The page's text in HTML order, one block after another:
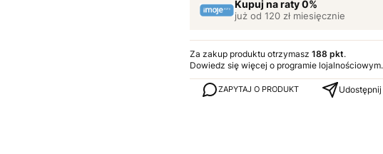
Kupuj na raty 0%
już od 120 zł miesięcznie
Za zakup produktu otrzymasz 188 pkt.
Dowiedz się więcej o programie lojalnościowym.
ZAPYTAJ O PRODUKT Udostępnij